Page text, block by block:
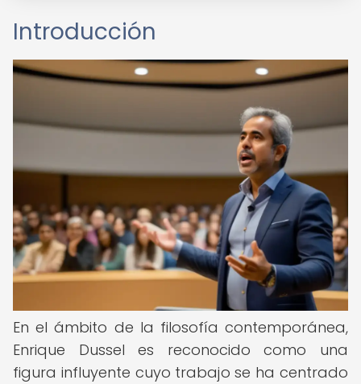
Introducción
En el ámbito de la filosofía contemporánea,
Enrique Dussel es reconocido como una
figura influyente cuyo trabajo se ha centrado